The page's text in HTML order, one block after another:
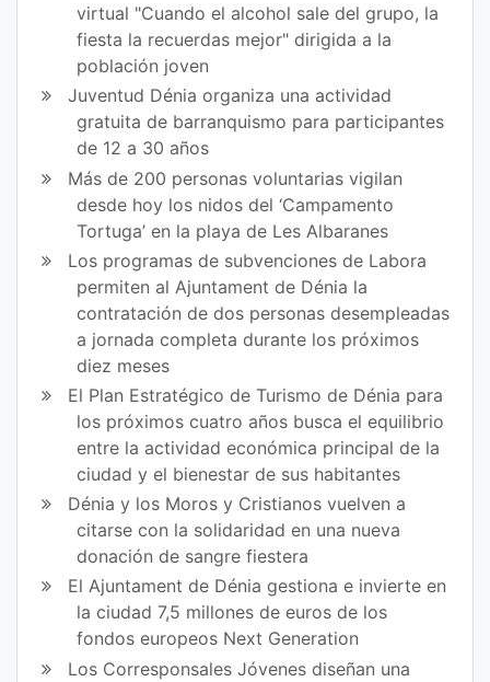
bo
ok
er
virtual "Cuando el alcohol sale del grupo, la
fiesta la recuerdas mejor" dirigida a la
población joven
Juventud Dénia organiza una actividad
gratuita de barranquismo para participantes
de 12 a 30 años
Más de 200 personas voluntarias vigilan
desde hoy los nidos del ‘Campamento
Tortuga’ en la playa de Les Albaranes
Los programas de subvenciones de Labora
permiten al Ajuntament de Dénia la
contratación de dos personas desempleadas
a jornada completa durante los próximos
diez meses
El Plan Estratégico de Turismo de Dénia para
los próximos cuatro años busca el equilibrio
entre la actividad económica principal de la
ciudad y el bienestar de sus habitantes
Dénia y los Moros y Cristianos vuelven a
citarse con la solidaridad en una nueva
donación de sangre fiestera
El Ajuntament de Dénia gestiona e invierte en
la ciudad 7,5 millones de euros de los
fondos europeos Next Generation
Los Corresponsales Jóvenes diseñan una